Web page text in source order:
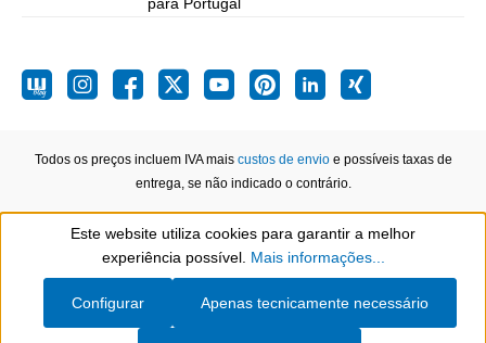
Todos os preços incluem IVA mais custos de envioe possíveis taxas de
entrega, se não indicado o contrário.
Show toolbar
Este website utiliza cookies para garantir a melhor
experiência possível. Mais informações...
Apenas tecnicamente necessário
Configurar